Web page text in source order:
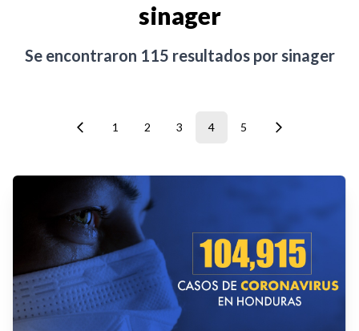
sinager
Se encontraron 115 resultados por sinager
1 2 3 4 5